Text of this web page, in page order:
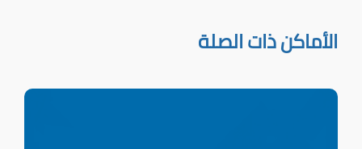
الأماكن ذات الصلة